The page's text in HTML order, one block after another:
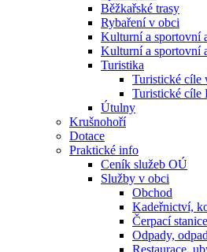
Běžkařské trasy
Rybaření v obci
Kulturní a sportovní
Kulturní a sportovní
Turistika
Turistické cíle
Turistické cíle
Útulny
Krušnohoří
Dotace
Praktické info
Ceník služeb OÚ
Služby v obci
Obchod
Kadeřnictví,
Čerpací stanice
Odpady,
Restaurace,